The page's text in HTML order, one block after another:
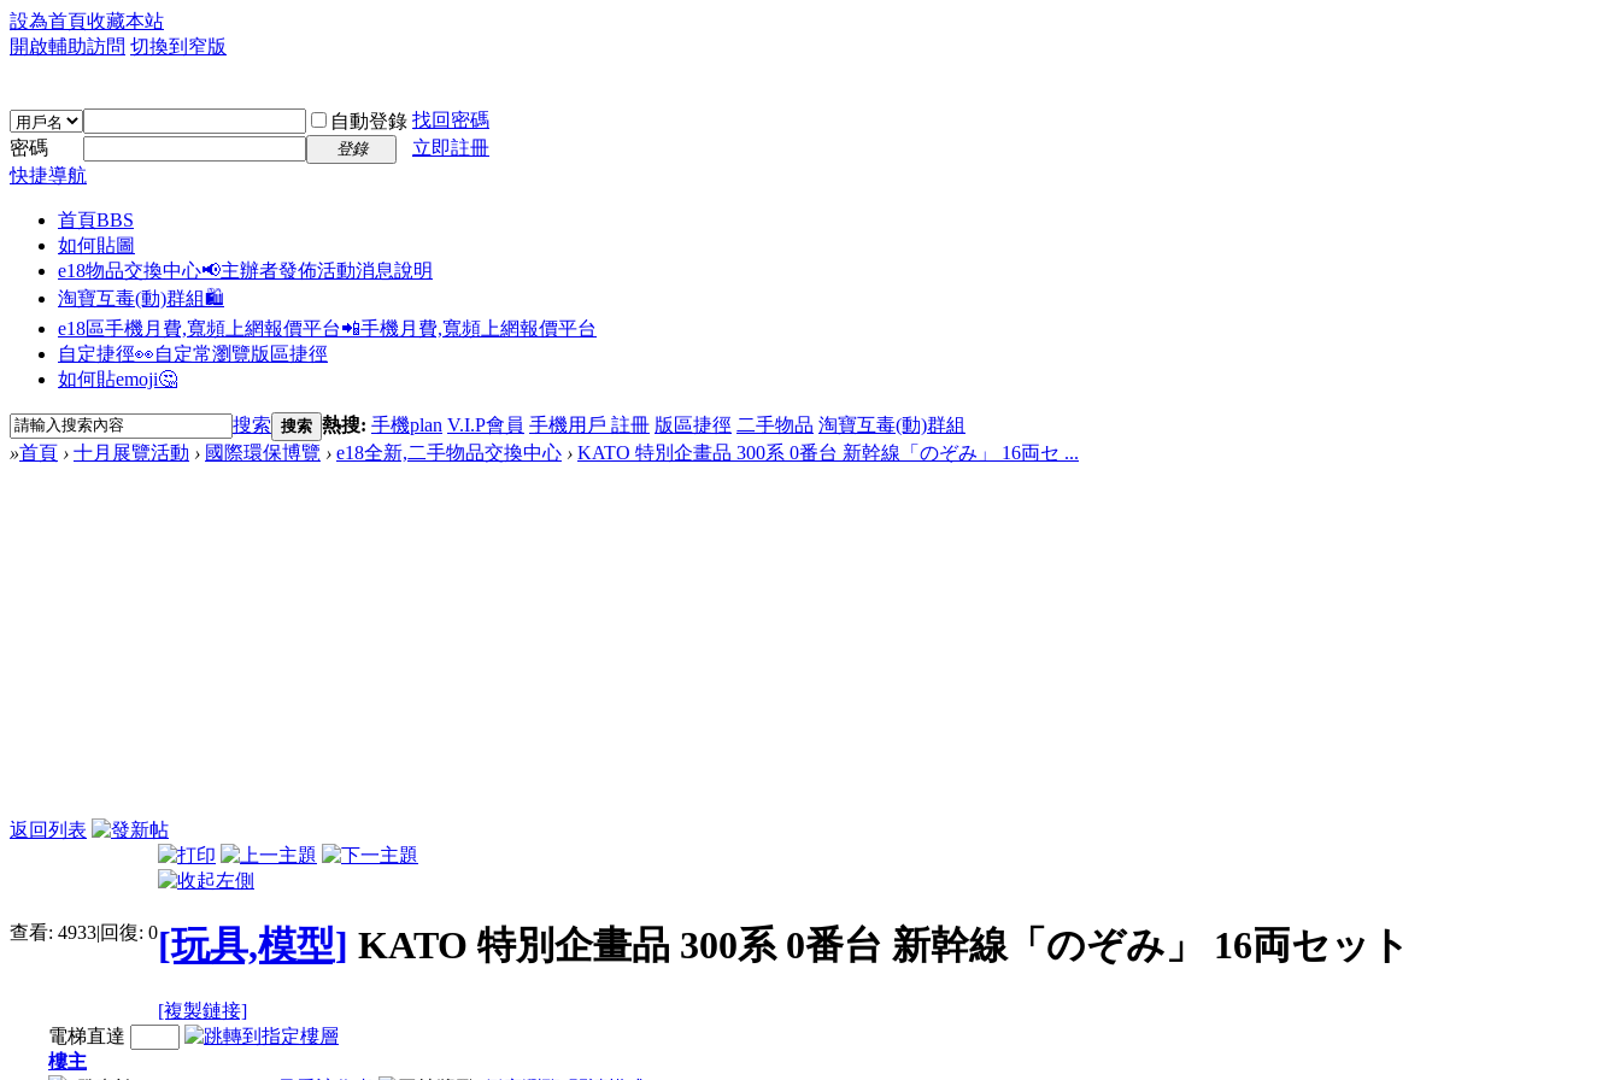
設為首頁收藏本站
開啟輔助訪問 切換到窄版
自動登錄 找回密碼
密碼
登錄
立即註冊
快捷導航
首頁BBS
如何貼圖
e18物品交換中心📢主辦者發佈活動消息說明
淘寶互毒(動)群組🛍️
e18區手機月費,寬頻上網報價平台📲手機月費,寬頻上網報價平台
自定捷徑👀自定常瀏覽版區捷徑
如何貼emoji🤔
搜索 搜索 熱搜: 手機plan V.I.P會員 手機用戶 註冊 版區捷徑 二手物品 淘寶互毒(動)群組
»首頁 › 十月展覽活動 › 國際環保博覽 › e18全新,二手物品交換中心 › KATO 特別企畫品 300系 0番台 新幹線「のぞみ」 16両セ ...
返回列表
查看: 4933|回復: 0[玩具,模型] KATO 特別企畫品 300系 0番台 新幹線「のぞみ」 16両セット
[複製鏈接]
電梯直達
樓主